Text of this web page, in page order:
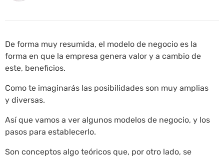
De forma muy resumida, el modelo de negocio es la
forma en que la empresa genera valor y a cambio de
este, beneficios.
Como te imaginarás las posibilidades son muy amplias
y diversas.
Así que vamos a ver algunos modelos de negocio, y los
pasos para establecerlo.
Son conceptos algo teóricos que, por otro lado, se